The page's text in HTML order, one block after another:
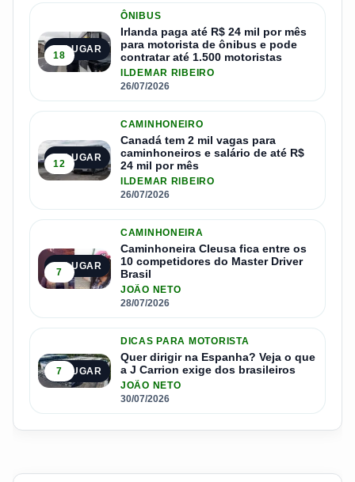
2º LUGAR
18
ÔNIBUS
Irlanda paga até R$ 24 mil por mês
para motorista de ônibus e pode
contratar até 1.500 motoristas
ILDEMAR RIBEIRO
26/07/2026
3º LUGAR
12
CAMINHONEIRO
Canadá tem 2 mil vagas para
caminhoneiros e salário de até R$
24 mil por mês
ILDEMAR RIBEIRO
26/07/2026
4º LUGAR
7
CAMINHONEIRA
Caminhoneira Cleusa fica entre os
10 competidores do Master Driver
Brasil
JOÃO NETO
28/07/2026
5º LUGAR
7
DICAS PARA MOTORISTA
Quer dirigir na Espanha? Veja o que
a J Carrion exige dos brasileiros
JOÃO NETO
30/07/2026